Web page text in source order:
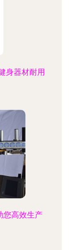
身器材耐用
您高效生产